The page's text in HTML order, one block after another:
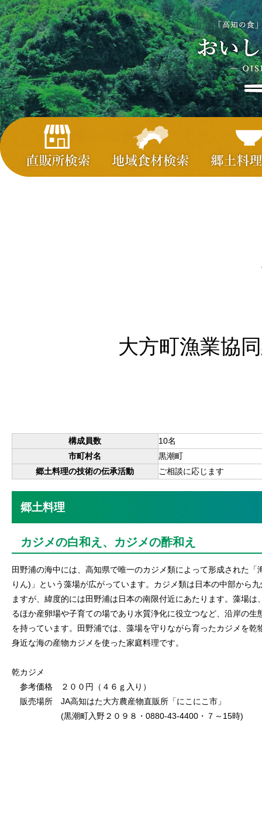
大方町漁業協
構成員数
10名
市町村名
黒潮町
郷土料理の技術の伝承活動
ご相談に応じます
郷土料理
カジメの白和え、カジメの酢和え
田野浦の海中には、高知県で唯一のカジメ類によって形成された「
りん)」という藻場が広がっています。カジメ類は日本の中部から
ますが、緯度的には田野浦は日本の南限付近にあたります。藻場は
るほか産卵場や子育ての場であり水質浄化に役立つなど、沿岸の生
を持っています。田野浦では、藻場を守りながら育ったカジメを乾
身近な海の産物カジメを使った家庭料理です。
乾カジメ
参考価格 ２００円（４６ｇ入り）
販売場所 JA高知はた大方農産物直販所「にこにこ市」
(黒潮町入野２０９８・0880-43-4400・７～15時)